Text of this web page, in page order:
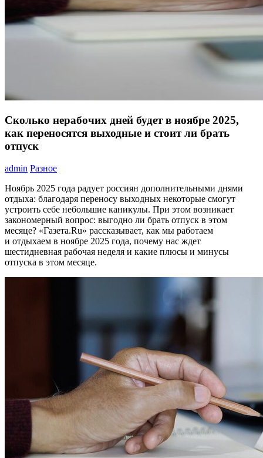
Сколько нерабочих дней будет в ноябре 2025,
как переносятся выходные и стоит ли брать
отпуск
admin Разное
Ноябрь 2025 года радует россиян дополнительными днями
отдыха: благодаря переносу выходных некоторые смогут
устроить себе небольшие каникулы. При этом возникает
закономерный вопрос: выгодно ли брать отпуск в этом
месяце? «Газета.Ru» рассказывает, как мы работаем
и отдыхаем в ноябре 2025 года, почему нас ждет
шестидневная рабочая неделя и какие плюсы и минусы
отпуска в этом месяце.